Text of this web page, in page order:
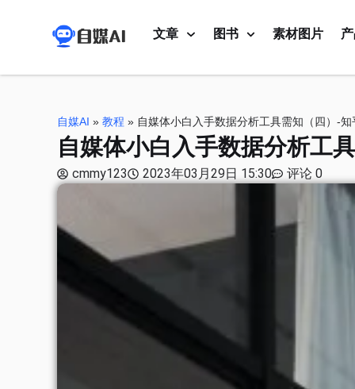
文章 图书 素材图片
自媒AI » 教程 » 自媒体小白入手数据分析工具需知（四）-知
自媒体小白入手数据分析工
cmmy123 2023年03月29日 15:30 评论 0